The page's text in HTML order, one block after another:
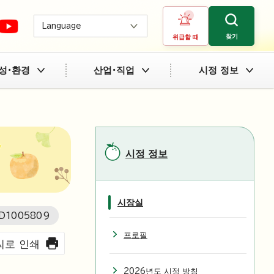
Language
위급할 때 찾기
・환경 산업・직업 시정 정보
1005809
로 인쇄
시정 정보
시장실
프로필
2026년도 시정 방침